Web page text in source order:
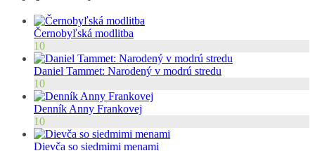
Černobyľská modlitba
10
Daniel Tammet: Narodený v modrú stredu
10
Denník Anny Frankovej
10
Dievča so siedmimi menami